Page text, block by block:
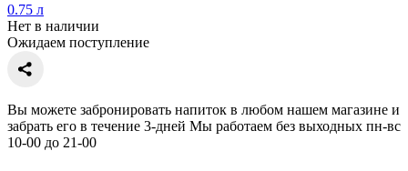
0.75 л
Нет в наличии
Ожидаем поступление
Вы можете забронировать напиток в любом нашем магазине и
забрать его в течение 3-дней Мы работаем без выходных пн-вс
10-00 до 21-00